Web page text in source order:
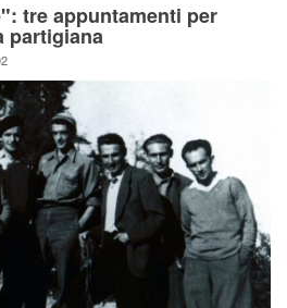
tre appuntamenti per
partigiana